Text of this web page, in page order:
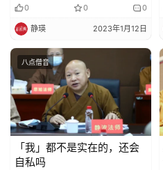
0 0 0
静瑛 2023年1月12日
八点僧音
「我」都不是实在的，还会
自私吗